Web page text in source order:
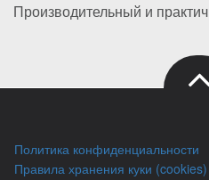
Производительный и
Политика конфиденциальности
Правила хранения куки (cookies)